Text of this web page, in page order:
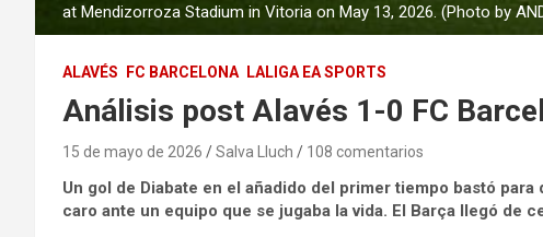
at Mendizorroza Stadium in Vitoria on May 13, 2026. (Photo by
ALAVÉS FC BARCELONA LALIGA EA SPORTS
Análisis post Alavés 1-0 FC
15 de mayo de 2026 Salva Lluch 108 comentarios
Un gol de Diabate en el añadido del primer tiempo bastó
caro ante un equipo que se jugaba la vida. El Barça llegó de